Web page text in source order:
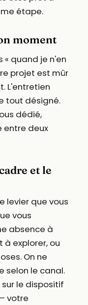
étape.
moment
« quand je n'en
projet est mûr
L'entretien
tout désigné.
dédié,
entre deux
et le
levier que vous
vous
absence à
explorer, ou
On ne
selon le canal.
le dispositif
votre